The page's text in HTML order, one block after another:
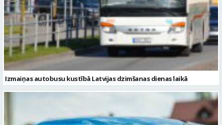
Izmaiņas autobusu kustībā Latvijas dzimšanas dienas laikā